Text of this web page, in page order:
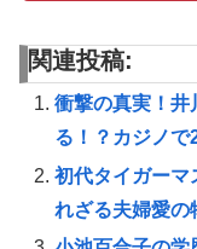
関連投稿:
衝撃の真実！井
る！？カジノで
初代タイガーマ
れざる夫婦愛の